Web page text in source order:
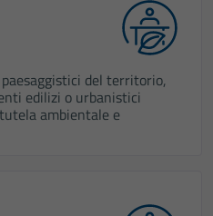
del territorio,
edilizi o urbanistici
ambientale e
funzionamento
del sito e non